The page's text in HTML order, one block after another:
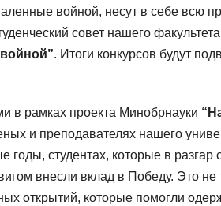
войной, несут в себе всю
совет нашего
. Итоги конкурсов будут
в рамках проекта Минобрнауки
и преподавателях нашего
студентах, которые в разгар
внесли вклад в Победу. Это не
открытий, которые помогли